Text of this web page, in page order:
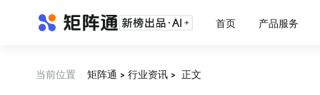
首页 产品服务
当前位置 矩阵通 > 行业资讯 > 正文